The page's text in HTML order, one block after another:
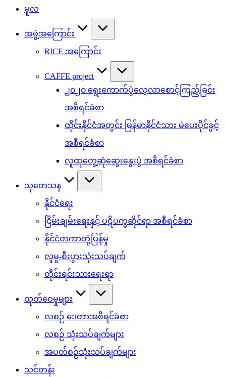
မူလ
အဖွဲ့အကြောင်း
RICE အကြောင်း
CAFFE project
၂၀၂၀ ရွေးကောက်ပွဲလေ့လာစောင့်ကြည့်ခြင်း
အစီရင်ခံစာ
ထိုင်းနိုင်ငံအတွင်း မြန်မာနိုင်ငံသား မဲပေးပိုင်ခွင့်
အစီရင်ခံစာ
လူထုတွေ့ဆုံဆွေးနွေးပွဲ အစီရင်ခံစာ
သုတေသန
နိုင်ငံရေး
ငြိမ်းချမ်းရေးနှင့် ပဋိပက္ခဆိုင်ရာ အစီရင်ခံစာ
နိုင်ငံတကာတုံ့ပြန်မှု
လူမှု-စီးပွားသုံးသပ်ချက်
တိုင်းရင်းသားရေးရာ
ထုတ်ဝေမှုများ
လစဉ် ဒေတာအစီရင်ခံစာ
လစဉ် သုံးသပ်ချက်များ
အပတ်စဉ်သုံးသပ်ချက်များ
သင်တန်း